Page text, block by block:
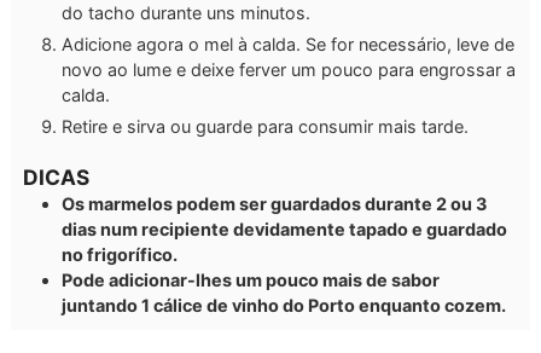
do tacho durante uns minutos.
Adicione agora o mel à calda. Se for necessário, leve de
novo ao lume e deixe ferver um pouco para engrossar a
calda.
Retire e sirva ou guarde para consumir mais tarde.
DICAS
Os marmelos podem ser guardados durante 2 ou 3
dias num recipiente devidamente tapado e guardado
no frigorífico.
Pode adicionar-lhes um pouco mais de sabor
juntando 1 cálice de vinho do Porto enquanto cozem.